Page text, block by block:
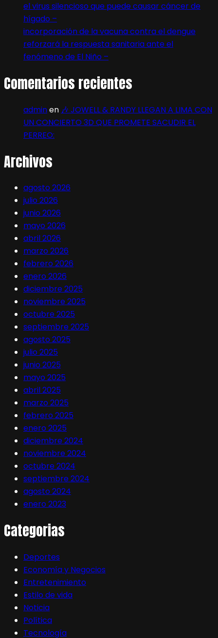
el virus silencioso que puede causar cáncer de
hígado –
incorporación de la vacuna contra el dengue
reforzará la respuesta sanitaria ante el
fenómeno de El Niño –
Comentarios recientes
adminen 🎶 JOWELL & RANDY LLEGAN A LIMA CON
UN CONCIERTO 3D QUE PROMETE SACUDIR EL
PERREO:
Archivos
agosto 2026
julio 2026
junio 2026
mayo 2026
abril 2026
marzo 2026
febrero 2026
enero 2026
diciembre 2025
noviembre 2025
octubre 2025
septiembre 2025
agosto 2025
julio 2025
junio 2025
mayo 2025
abril 2025
marzo 2025
febrero 2025
enero 2025
diciembre 2024
noviembre 2024
octubre 2024
septiembre 2024
agosto 2024
enero 2023
Categorias
Deportes
Economía y Negocios
Entretenimiento
Estilo de vida
Noticia
Política
Tecnología